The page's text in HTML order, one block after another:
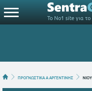
Το Νο1 site για το
ΠΡΟΓΝΩΣΤΙΚΑ A ΑΡΓΕΝΤΙΝΗΣ